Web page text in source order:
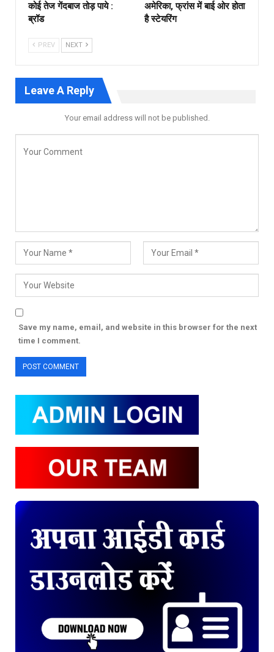
कोई तेज गेंदबाज तोड़ पाये :
ब्रॉड
अमेरिका, फ्रांस में बाई ओर होता
है स्टेयरिंग
PREV NEXT
Leave A Reply
Your email address will not be published.
Save my name, email, and website in this browser for the next
time I comment.